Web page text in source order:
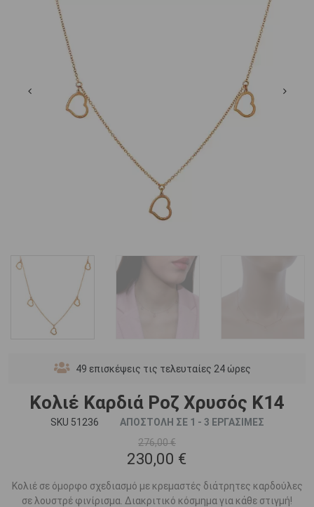
49 επισκέψεις τις τελευταίες 24 ώρες
Κολιέ Καρδιά Ροζ Χρυσός Κ14
SKU 51236
ΑΠΟΣΤΟΛΗ ΣΕ 1 - 3 ΕΡΓΑΣΙΜΕΣ
276,00 €
230,00 €
Κολιέ σε όμορφο σχεδιασμό με κρεμαστές διάτρητες καρδούλες
σε λουστρέ φινίρισμα. Διακριτικό κόσμημα για κάθε στιγμή!